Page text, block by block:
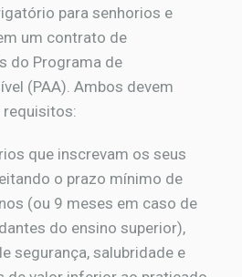
para senhorios e
um contrato de
do Programa de
(PAA). Ambos devem
que inscrevam os seus
o prazo mínimo de
(ou 9 meses em caso de
do ensino superior),
segurança, salubridade e